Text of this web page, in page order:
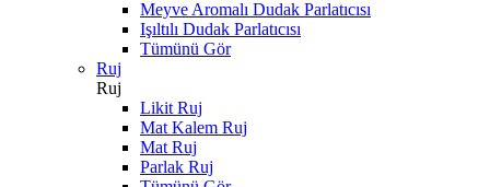
Meyve Aromalı Dudak Parlatıcısı
Işıltılı Dudak Parlatıcısı
Tümünü Gör
Ruj
Ruj
Likit Ruj
Mat Kalem Ruj
Mat Ruj
Parlak Ruj